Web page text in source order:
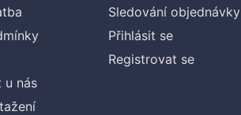
u nás
Sledování objednávky
Přihlásit se
Registrovat se